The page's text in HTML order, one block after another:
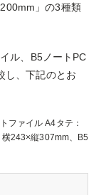
」の3種類
ル、B5ノートPC
し、下記のとお
ファイル A4タテ：
243×縦307mm、B5